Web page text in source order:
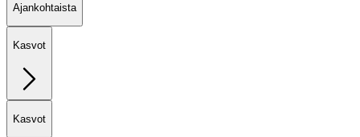
Ajankohtaista
Kasvot
Kasvot